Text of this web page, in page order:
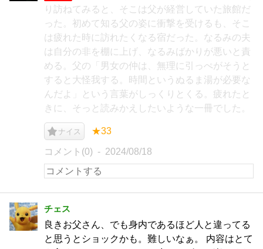
り訪ねてみると、そこは父が経営していた旅館だ
った。初めて知る父の姿に衝撃を受けるも、そこ
は疲れた時に訪れたくなる宿だった。なるみの夫
は自分の非を棚に上げ、なるみばかりが悪いと責
める。父の「男女の仲は、無理に引っぺがそうと
すると大怪我する。時間というぬるま湯が必要な
んだよ」という言葉がしっくりとくる。疲れたと
きに、そっと読みかえしたいような一冊でした。
ナイス ★33
コメント(0) 2024/08/18
チェス
良きお父さん、でも身内であるほど人と違ってる
と思うとショックかも。難しいなぁ。 内容はとて